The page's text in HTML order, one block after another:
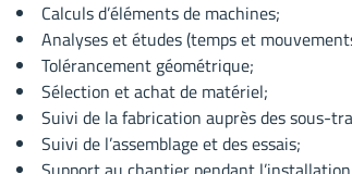
Calculs d’éléments de machines;
Analyses et études (temps et
Tolérancement géométrique;
Sélection et achat de matériel;
Suivi de la fabrication auprès des sous-
Suivi de l’assemblage et des essais;